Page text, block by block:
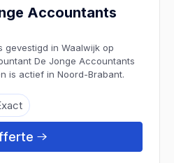
Accountants
gevestigd in Waalwijk op
De Jonge Accountants
is actief in Noord-Brabant.